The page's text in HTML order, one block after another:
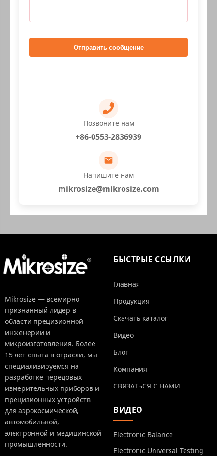
Отправить сообщение
Позвоните нам
+86-0553-2836939
Напишите нам
mikrosize@mikrosize.com
Mikrosize — всемирно
признанный лидер в
области прецизионной
инженерии и
микроизготовления. Более
15 лет опыта в отрасли, мы
специализируемся на
разработке передовых
измерительных приборов и
прецизионных устройств
для аэрокосмической,
автомобильной,
электронной и медицинской
промышленности.
БЫСТРЫЕ ССЫЛКИ
Главная
Продукция
Скачать каталог
Видео
Блог
Компания
СВЯЗАТЬСЯ С НАМИ
ВИДЕО
Electronic Balance
Electronic Universal Testing